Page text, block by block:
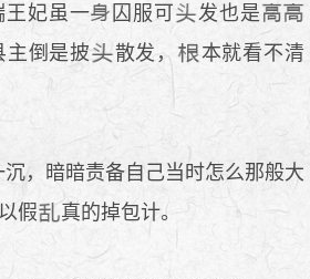
王妃虽一
囚服可
发也是
主倒是披
散发，
本就看不清
沉，暗暗责备自己当时怎么那般大
假 真的掉包计。